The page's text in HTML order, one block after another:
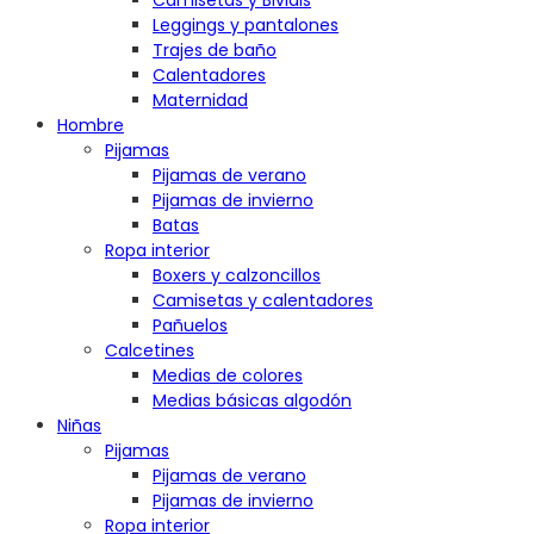
Leggings y pantalones
Trajes de baño
Calentadores
Maternidad
Hombre
Pijamas
Pijamas de verano
Pijamas de invierno
Batas
Ropa interior
Boxers y calzoncillos
Camisetas y calentadores
Pañuelos
Calcetines
Medias de colores
Medias básicas algodón
Niñas
Pijamas
Pijamas de verano
Pijamas de invierno
Ropa interior